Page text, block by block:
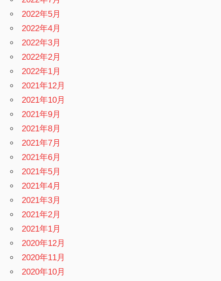
2022年5月
2022年4月
2022年3月
2022年2月
2022年1月
2021年12月
2021年10月
2021年9月
2021年8月
2021年7月
2021年6月
2021年5月
2021年4月
2021年3月
2021年2月
2021年1月
2020年12月
2020年11月
2020年10月